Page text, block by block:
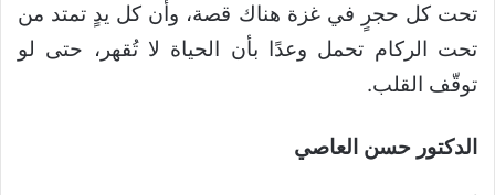
تحت كل حجرٍ في غزة هناك قصة، وأن كل يدٍ تمتد من
تحت الركام تحمل وعدًا بأن الحياة لا تُقهر، حتى لو
توقّف القلب.
الدكتور حسن العاصي